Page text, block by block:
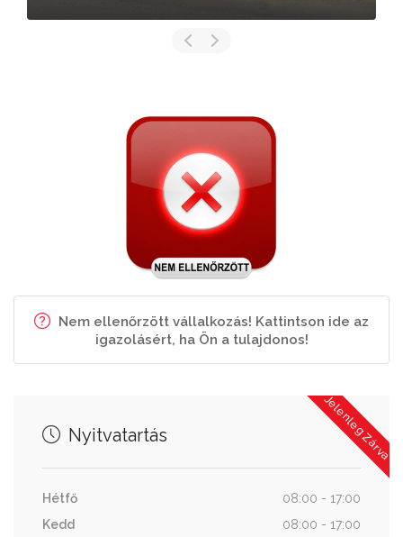
Nem ellenőrzött vállalkozás! Kattintson ide az
igazolásért, ha Ön a tulajdonos!
Jelenleg Zárva
Nyitvatartás
Hétfő
08:00 - 17:00
Kedd
08:00 - 17:00